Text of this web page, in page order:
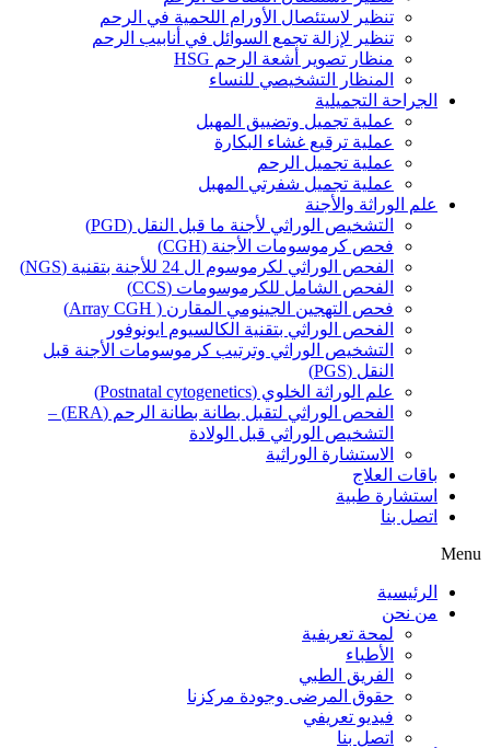
تنظير لاستئصال الأورام اللحمية في الرحم
تنظير لإزالة تجمع السوائل في أنابيب الرحم
منظار تصوير أشعة الرحم HSG
المنظار التشخيصي للنساء
الجراحة التجميلية
عملية تجميل وتضييق المهبل
عملية ترقيع غشاء البكارة
عملية تجميل الرحم
عملية تجميل شفرتي المهبل
علم الوراثة والأجنة
التشخيص الوراثي لأجنة ما قبل النقل (PGD)
فحص كرموسومات الأجنة (CGH)
الفحص الوراثي لكرموسوم ال 24 للأجنة بتقنية (NGS)
الفحص الشامل للكرموسومات (CCS)
فحص التهجين الجينومي المقارن ( Array CGH)
الفحص الوراثي بتقنية الكالسيوم ايونوفور
التشخيص الوراثي وترتيب كرموسومات الأجنة قبل
النقل (PGS)
علم الوراثة الخلوي (Postnatal cytogenetics)
الفحص الوراثي لتقبل بطانة بطانة الرحم (ERA) –
التشخيص الوراثي قبل الولادة
الاستشارة الوراثية
باقات العلاج
استشارة طبية
اتصل بنا
Menu
الرئيسية
من نحن
لمحة تعريفية
الأطباء
الفريق الطبي
حقوق المرضى وجودة مركزنا
فيديو تعريفي
اتصل بنا